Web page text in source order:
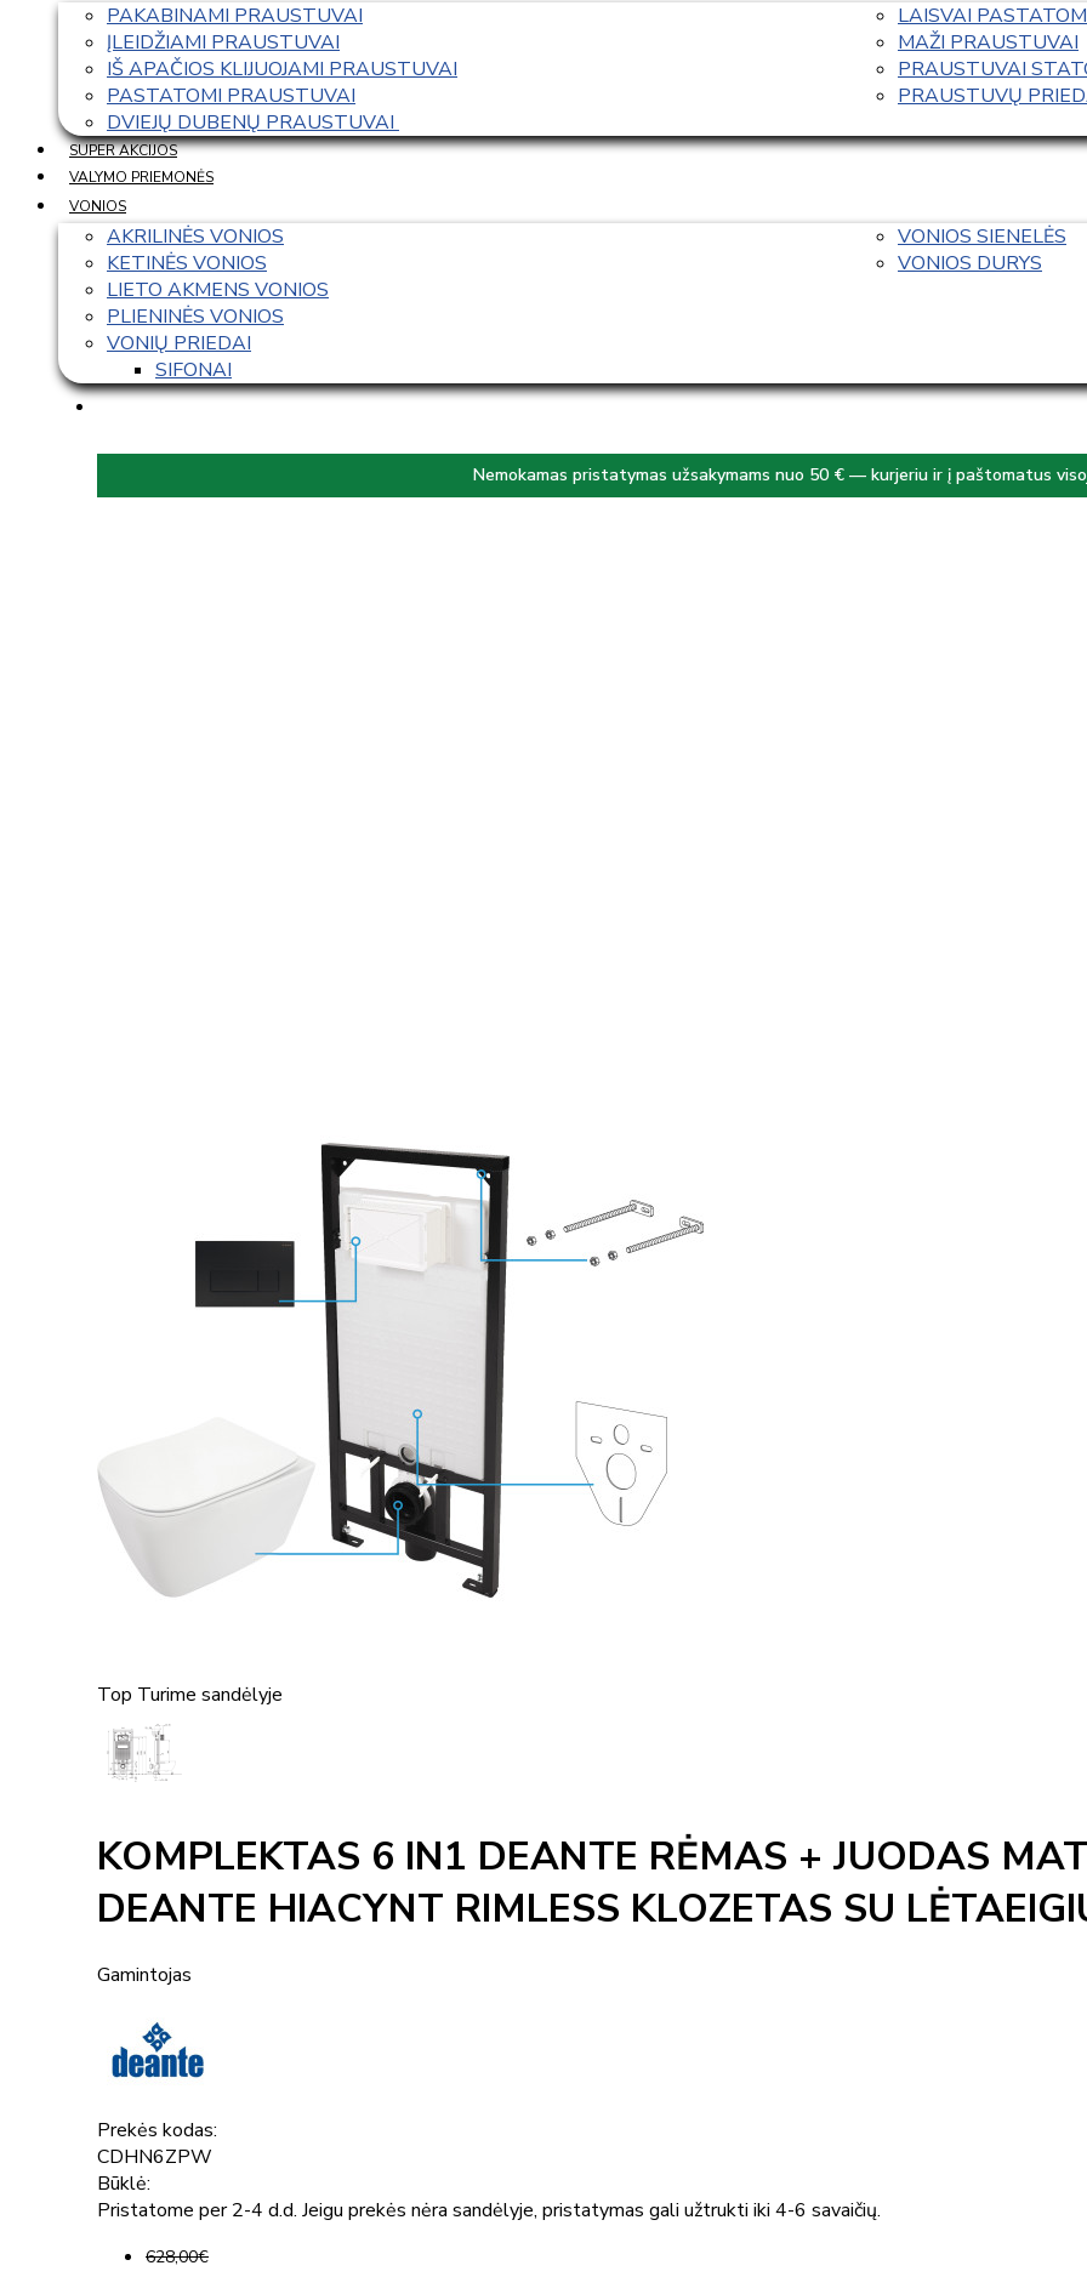
PAKABINAMI PRAUSTUVAI
ĮLEIDŽIAMI PRAUSTUVAI
IŠ APAČIOS KLIJUOJAMI PRAUSTUVAI
PASTATOMI PRAUSTUVAI
DVIEJŲ DUBENŲ PRAUSTUVAI
LAISVAI
MAŽI PRAUSTUVAI
PRAUSTUVAI
PRAUSTUVŲ
SUPER AKCIJOS
VALYMO PRIEMONĖS
VONIOS
AKRILINĖS VONIOS
KETINĖS VONIOS
LIETO AKMENS VONIOS
PLIENINĖS VONIOS
VONIŲ PRIEDAI
SIFONAI
VONIOS SIENELĖS
VONIOS DURYS
Nemokamas pristatymas užsakymams nuo 50 € — kurjeriu ir į paštomatus
Top Turime sandėlyje
KOMPLEKTAS 6 IN1 DEANTE RĖMAS + JUODAS
DEANTE HIACYNT RIMLESS KLOZETAS SU
Gamintojas
Prekės kodas:
CDHN6ZPW
Būklė:
Pristatome per 2-4 d.d. Jeigu prekės nėra sandėlyje, pristatymas gali užtrukti iki 4-6 savaičių.
628,00€